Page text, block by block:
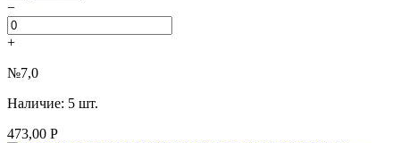
−
+
№7,0
Наличие: 5 шт.
473,00 Р